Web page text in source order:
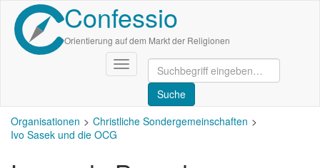
Direkt
zum
Inhalt
Confessio
Orientierung auf dem Markt der Religionen
Navigation
aktivieren/deaktivieren
Organisationen
Christliche Sondergemeinschaften
Ivo Sasek und die OCG